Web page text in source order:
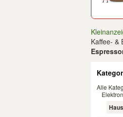
Kaffee- &
Alle